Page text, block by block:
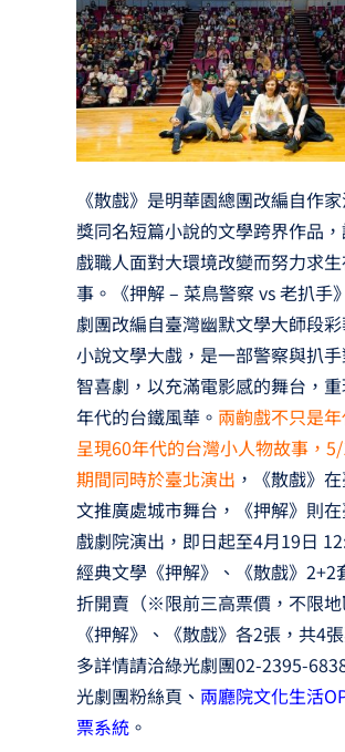
《散戲》是明華園總團改編自作
獎同名短篇小說的文學跨界作品
戲職人面對大環境改變而努力求
事。《押解 – 菜鳥警察 vs 老扒手
劇團改編自臺灣幽默文學大師段
小說文學大戲，是一部警察與扒
智喜劇，以充滿電影感的舞台，
年代的台鐵風華。 兩齣戲不只是
呈現60年代的台灣小人物故事，
期間同時於臺北演出 ，《散戲》
文推廣處城市舞台，《押解》則
戲劇院演出，即日起至4月19日
經典文學《押解》、《散戲》2+2
折開賣（※限前三高票價，不限地
《押解》、《散戲》各2張，共4
多詳情請洽綠光劇團02-2395-
光劇團粉絲頁、 兩廳院文化生活
票系統。